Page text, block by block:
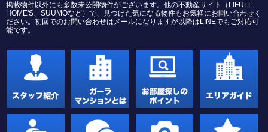
掲載物件以外にも多数未公開物件がございます。他の不動産サイト（LIFULL
HOME'S、SUUMOなど）で、見つけた気になる物件もお気軽にお問い合わせく
ださい。初回でのお問い合わせはメールになりますが以降はLINEでもご対応可
能です。